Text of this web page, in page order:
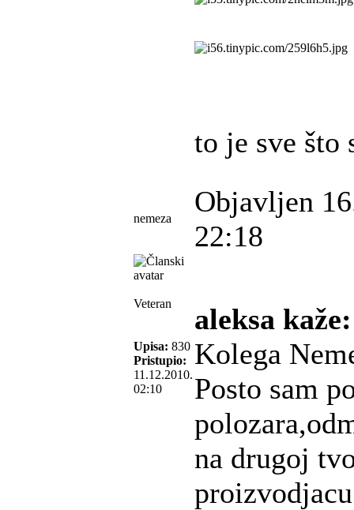
to je sve što
nemeza
Objavljen
22:18
Veteran
Upisa: 830
Pristupio:
11.12.2010.
02:10
aleksa kaže:
Kolega
Posto sam
na drugoj